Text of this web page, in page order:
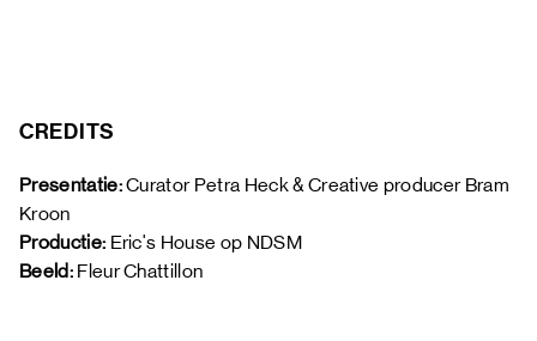
CREDITS
Presentatie: Curator Petra Heck & Creative producer Bram
Kroon
Productie: Eric's House op NDSM
Beeld: Fleur Chattillon